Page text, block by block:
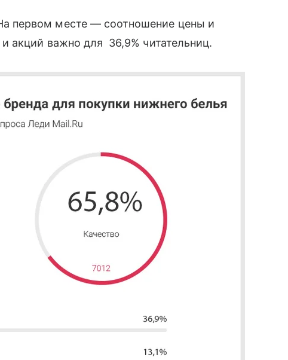
первом месте — соотношение цены и
акций важно для 36,9% читательниц.